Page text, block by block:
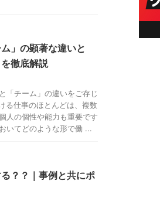
」の顕著な違いと
徹底解説
「チーム」の違いをご存じ
仕事のほとんどは、複数
人の個性や能力も重要です
いてどのような形で働 ...
？？｜事例と共にポ